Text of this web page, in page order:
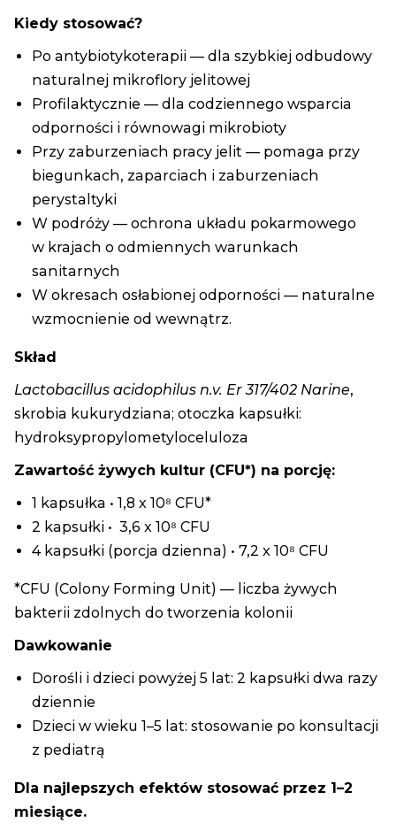
Kiedy stosować?
Po antybiotykoterapii — dla szybkiej odbudowy
naturalnej mikroflory jelitowej
Profilaktycznie — dla codziennego wsparcia
odporności i równowagi mikrobioty
Przy zaburzeniach pracy jelit — pomaga przy
biegunkach, zaparciach i zaburzeniach
perystaltyki
W podróży — ochrona układu pokarmowego
w krajach o odmiennych warunkach
sanitarnych
W okresach osłabionej odporności — naturalne
wzmocnienie od wewnątrz.
Skład
Lactobacillus acidophilus n.v. Er 317/402 Narine,
skrobia kukurydziana; otoczka kapsułki:
hydroksypropylometyloceluloza
Zawartość żywych kultur (CFU*) na porcję:
1 kapsułka • 1,8 x 10⁸ CFU*
2 kapsułki • 3,6 x 10⁸ CFU
4 kapsułki (porcja dzienna) • 7,2 x 10⁸ CFU
*CFU (Colony Forming Unit) — liczba żywych
bakterii zdolnych do tworzenia kolonii
Dawkowanie
Dorośli i dzieci powyżej 5 lat: 2 kapsułki dwa razy
dziennie
Dzieci w wieku 1–5 lat: stosowanie po konsultacji
z pediatrą
Dla najlepszych efektów stosować przez 1–2
miesiące.